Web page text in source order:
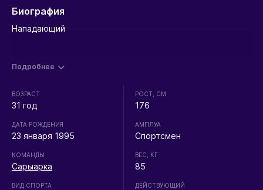
Биография
Нападающий
Подробнее
ВОЗРАСТ
31 год
ДАТА РОЖДЕНИЯ
23 января 1995
КОМАНДЫ
Сарыарка
ВИД СПОРТА
РОСТ, СМ
176
АМПЛУА
Спортсмен
ВЕС, КГ
85
ДЕЙСТВУЮЩИЙ